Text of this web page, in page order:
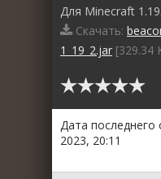
Для Minecraft
Скачать:
1_19_2.jar [329.34
Дата последнего
2023, 20:11